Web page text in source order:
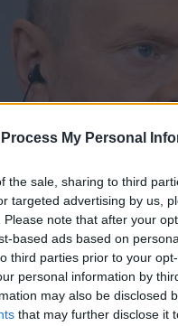
Process My Personal
the sale, sharing to third
targeted advertising by us,
note that after your
based ads based on
third parties prior to your
personal information by
may also be disclosed
that may further disclose it